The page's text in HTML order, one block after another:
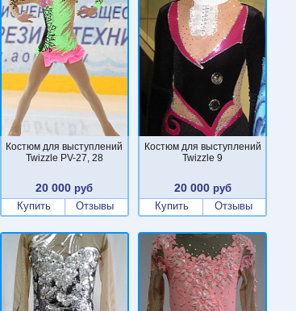
Костюм для выступлений
Twizzle PV-27, 28
20 000 руб
Купить
Отзывы
Костюм для выступлений
Twizzle 9
20 000руб
Купить
Отзывы